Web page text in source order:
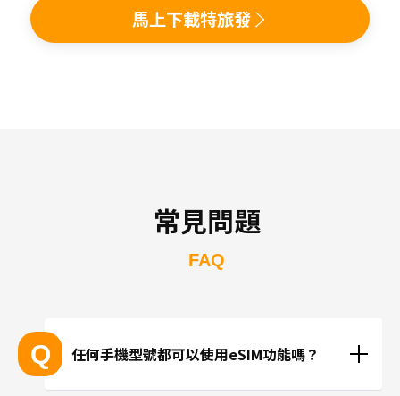
馬上下載特旅發
常見問題
FAQ
Q 任何手機型號都可以使用eSIM功能嗎？